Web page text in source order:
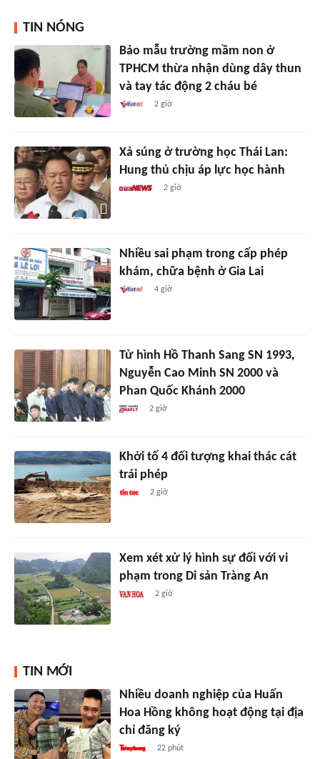
TIN NÓNG
Bảo mẫu trường mầm non ở
TPHCM thừa nhận dùng dây thun
và tay tác động 2 cháu bé
2 giờ
Xả súng ở trường học Thái Lan:
Hung thủ chịu áp lực học hành
2 giờ
Nhiều sai phạm trong cấp phép
khám, chữa bệnh ở Gia Lai
4 giờ
Tử hình Hồ Thanh Sang SN 1993,
Nguyễn Cao Minh SN 2000 và
Phan Quốc Khánh 2000
2 giờ
Khởi tố 4 đối tượng khai thác cát
trái phép
2 giờ
Xem xét xử lý hình sự đối với vi
phạm trong Di sản Tràng An
2 giờ
TIN MỚI
Nhiều doanh nghiệp của Huấn
Hoa Hồng không hoạt động tại địa
chỉ đăng ký
22 phút